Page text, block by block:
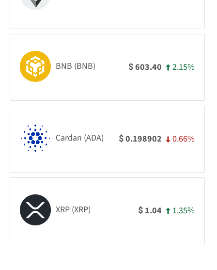
BNB (BNB) $603.40 2.15%
Cardan (ADA) $0.198902 0.66%
XRP (XRP) $ 1.04 1.35%